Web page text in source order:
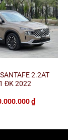
2.2AT
ĐK 2022
₫